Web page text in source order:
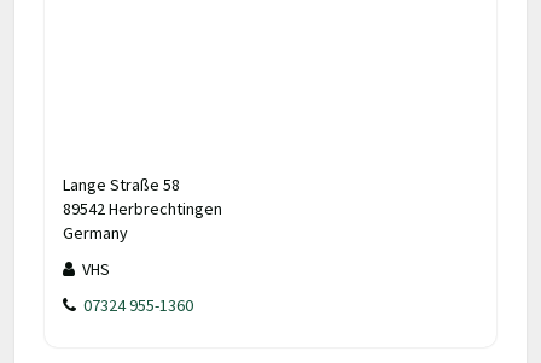
Lange Straße 58
89542 Herbrechtingen
Germany
VHS
07324 955-1360